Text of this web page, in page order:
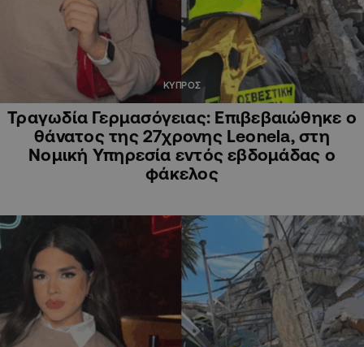
ΚΥΠΡΟΣ
Τραγωδία Γερμασόγειας: Επιβεβαιώθηκε ο
θάνατος της 27χρονης Leonela, στη
Νομική Υπηρεσία εντός εβδομάδας ο
φάκελος